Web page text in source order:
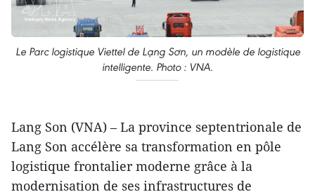
Le Parc logistique Viettel de Lạng Sơn, un modèle de logistique
intelligente. Photo : VNA.
Lang Son (VNA) – La province septentrionale de
Lang Son accélère sa transformation en pôle
logistique frontalier moderne grâce à la
modernisation de ses infrastructures de